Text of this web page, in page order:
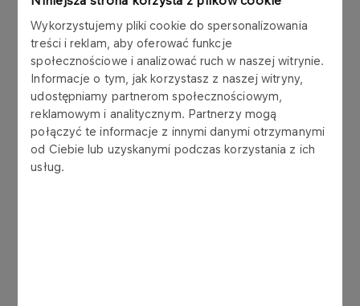
Wykorzystujemy pliki cookie do spersonalizowania
treści i reklam, aby oferować funkcje
społecznościowe i analizować ruch w naszej witrynie.
Informacje o tym, jak korzystasz z naszej witryny,
udostępniamy partnerom społecznościowym,
reklamowym i analitycznym. Partnerzy mogą
połączyć te informacje z innymi danymi otrzymanymi
od Ciebie lub uzyskanymi podczas korzystania z ich
usług.
ładu korporacyjnego;
compliance, czyli zarządzania zgodnością i
ryzykiem;
BHP;
zrównoważonego rozwoju;
odpowiedzialności społecznej;